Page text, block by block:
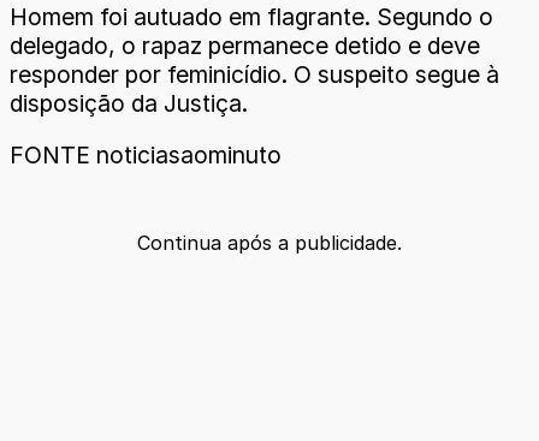
Homem foi autuado em flagrante. Segundo o
delegado, o rapaz permanece detido e deve
responder por feminicídio. O suspeito segue à
disposição da Justiça.
FONTE noticiasaominuto
Continua após a publicidade.